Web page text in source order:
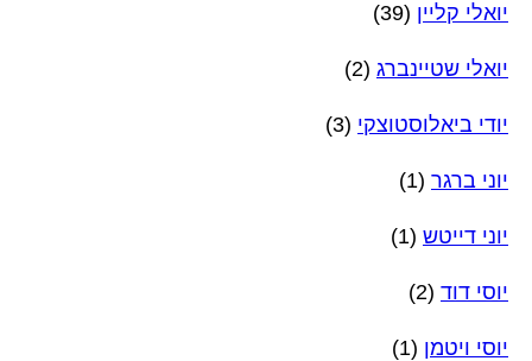
יואלי קליין (39)
יואלי שטיינברג (2)
יודי ביאלוסטוצקי (3)
יוני ברגר (1)
יוני דייטש (1)
יוסי דוד (2)
יוסי ויטמן (1)